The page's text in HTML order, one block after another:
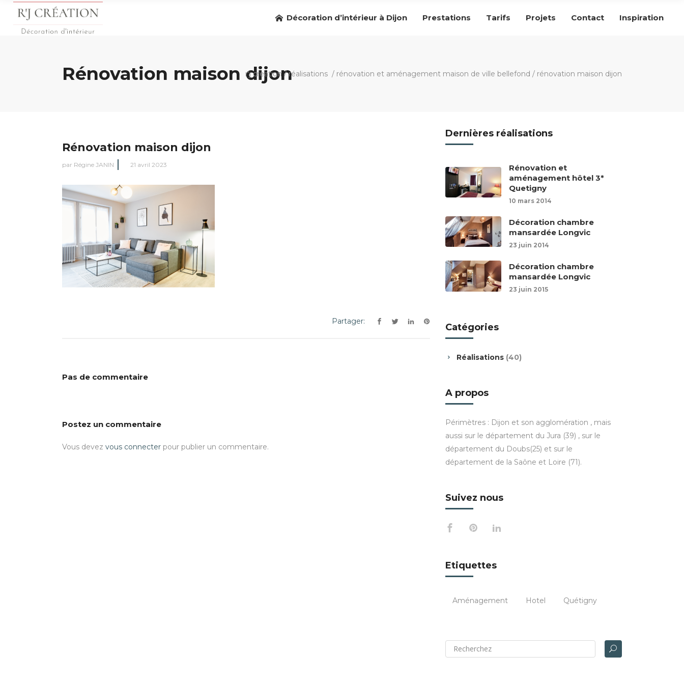
Décoration d’intérieur à Dijon Prestations Tarifs Projets Contact Inspiration
Rénovation maison dijon
r'j creation /réalisations / rénovation et aménagement maison de ville bellefond / rénovation maison dijon
Rénovation maison dijon
par Régine JANIN 21 avril 2023
Partager:
Pas de commentaire
Postez un commentaire
Vous devez vous connecter pour publier un commentaire.
Dernières réalisations
Rénovation et
aménagement hôtel 3*
Quetigny
10 mars 2014
Décoration chambre
mansardée Longvic
23 juin 2014
Décoration chambre
mansardée Longvic
23 juin 2015
Catégories
Réalisations (40)
A propos
Périmètres : Dijon et son agglomération , mais
aussi sur le département du Jura (39) , sur le
département du Doubs(25) et sur le
département de la Saône et Loire (71).
Suivez nous
Etiquettes
Aménagement Hotel Quétigny